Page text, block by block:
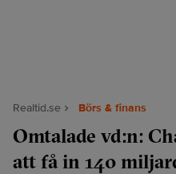
Realtid.se Börs & finans
Omtalade vd:n:
att få in 140